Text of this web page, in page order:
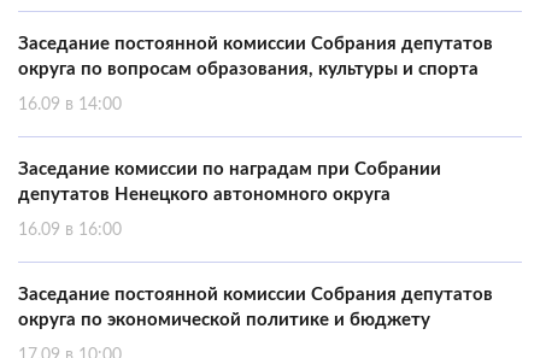
Заседание постоянной комиссии Собрания депутатов
округа по вопросам образования, культуры и спорта
16.09 в 14:00
Заседание комиссии по наградам при Собрании
депутатов Ненецкого автономного округа
16.09 в 16:00
Заседание постоянной комиссии Собрания депутатов
округа по экономической политике и бюджету